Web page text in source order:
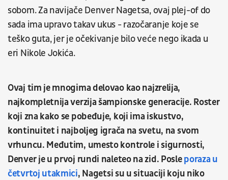
sobom. Za navijače Denver Nagetsa, ovaj plej-of do
sada ima upravo takav ukus - razočaranje koje se
teško guta, jer je očekivanje bilo veće nego ikada u
eri Nikole Jokića.
Ovaj tim je mnogima delovao kao najzrelija,
najkompletnija verzija šampionske generacije. Roster
koji zna kako se pobeđuje, koji ima iskustvo,
kontinuitet i najboljeg igrača na svetu, na svom
vrhuncu. Međutim, umesto kontrole i sigurnosti,
Denver je u prvoj rundi naleteo na zid. Posleporaza u
četvrtoj utakmici, Nagetsi su u situaciji koju niko